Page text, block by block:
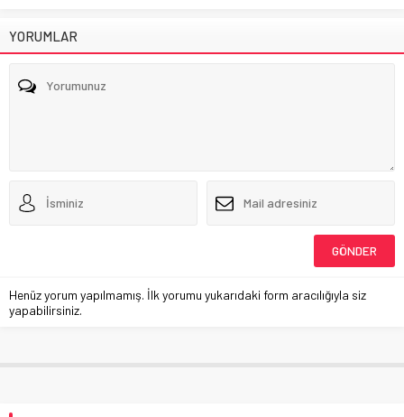
YORUMLAR
Henüz yorum yapılmamış. İlk yorumu yukarıdaki form aracılığıyla siz
yapabilirsiniz.